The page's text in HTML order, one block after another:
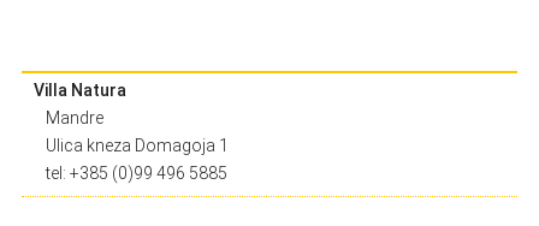
Villa Natura
Mandre
Ulica kneza Domagoja 1
tel: +385 (0)99 496 5885